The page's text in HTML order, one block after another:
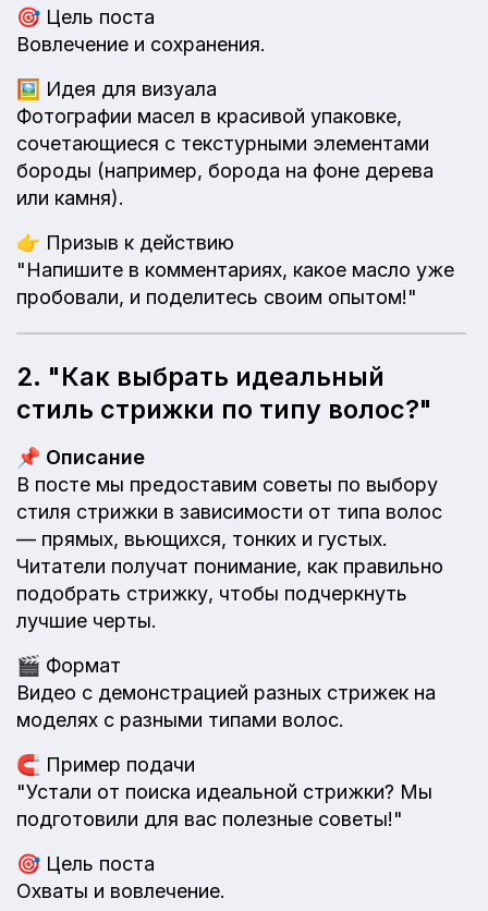
🎯 Цель поста
Вовлечение и сохранения.
🖼️ Идея для визуала
Фотографии масел в красивой упаковке,
сочетающиеся с текстурными элементами
бороды (например, борода на фоне дерева
или камня).
👉 Призыв к действию
"Напишите в комментариях, какое масло уже
пробовали, и поделитесь своим опытом!"
2. "Как выбрать идеальный
стиль стрижки по типу волос?"
📌 Описание
В посте мы предоставим советы по выбору
стиля стрижки в зависимости от типа волос
— прямых, вьющихся, тонких и густых.
Читатели получат понимание, как правильно
подобрать стрижку, чтобы подчеркнуть
лучшие черты.
🎬 Формат
Видео с демонстрацией разных стрижек на
моделях с разными типами волос.
🧲 Пример подачи
"Устали от поиска идеальной стрижки? Мы
подготовили для вас полезные советы!"
🎯 Цель поста
Охваты и вовлечение.